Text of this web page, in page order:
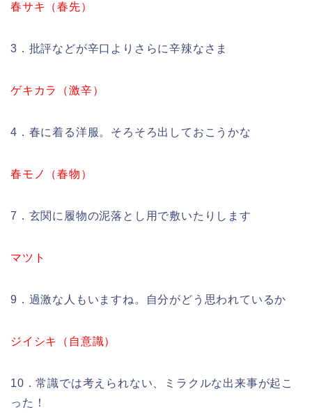
春サキ（春先）
3．批評などが辛口よりさらに辛辣なさま
ゲキカラ（激辛）
4．春に着る洋服。そろそろ出しておこうかな
春モノ（春物）
7．玄関に履物の泥落とし用で敷いたりします
マツト
9．過激な人もいますね。自分がどう思われているか
ジイシキ（自意識）
10．常識では考えられない、ミラクルな出来事が起こ
った！